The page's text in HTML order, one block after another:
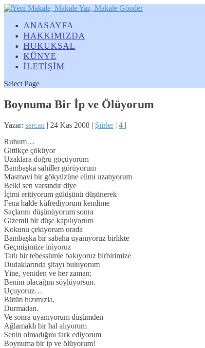
ANASAYFA
HAKKIMIZDA
HUKUKSAL
KÜNYE
İLETİŞİM
Select Page
Boynuma Bir İp ve Ölüyorum
Yazar: sercan | 24 Kas 2008 | Şiirler| 4 |
Ruhum…
Gittikçe çöküyor
Uzaklara doğru göçüyorum
Bambaşka sahiller görüyorum
Masmavi bir gökyüzüne elimi uzatıyorum
Belki sen varsındır diye
İçimi eritiyorum gülüşünü düşünerek
Fena halde küfrediyorum kendime
Saçlarını düşünüyorum sonra
Gizemli bir düşe kapılıyorum
Kokunu çekiyorum orada
Bambaşka bir sabaha uyanıyoruz birlikte
Geçmişimize iniyoruz
Tatlı bir tebessümle bakıyoruz birbirimize
Dudaklarında şifayı buluyorum
Yine, yeniden ve her zaman;
Benim olacağını söylüyorsun.
Uçuyoruz…
Bütün hızımızla,
Durmadan.
Ve sonra uyanıyorum düşümden
Ağlamaklı bir hal alıyorum
Senin olmadığını fark ediyorum
Boynuma bir ip ve ölüyorum!